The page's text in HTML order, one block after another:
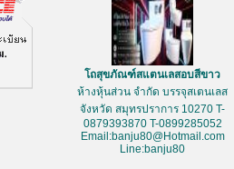
โถสุขภัณฑ์สแตนเลสอบสีขาว
ห้างหุ้นส่วน จำกัด บรรจุสเตนเลส
จังหวัด สมุทรปราการ 10270 T-
0879393870 T-0899285052
Email:banju80@Hotmail.com
Line:banju80